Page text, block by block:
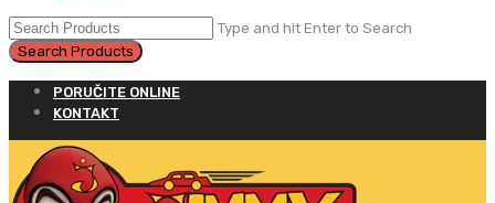
Type and hit Enter to Search
PORUČITE ONLINE
KONTAKT